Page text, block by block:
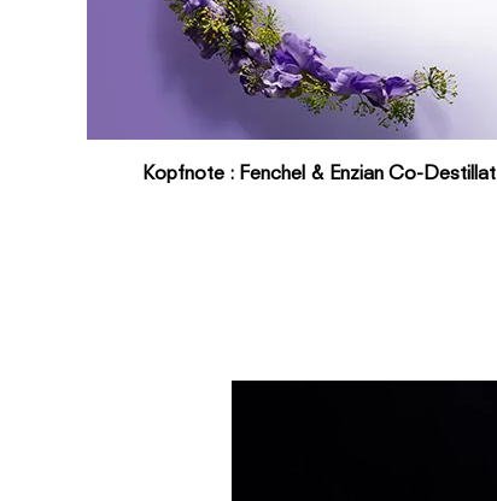
Kopfnote : Fenchel & Enzian Co-Destillat